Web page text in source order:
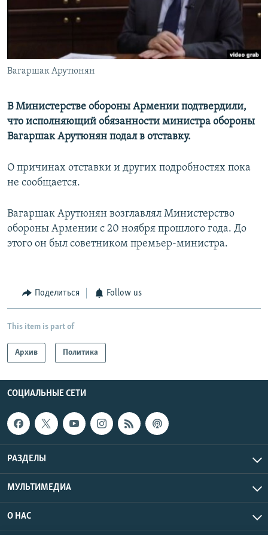
Русский
Все сайты Радио Азатутюн
Вагаршак Арутюнян
В Министерстве обороны Армении подтвердили,
что исполняющий обязанности министра обороны
Вагаршак Арутюнян подал в отставку.
О причинах отставки и других подробностях пока
не сообщается.
Вагаршак Арутюнян возглавлял Министерство
обороны Армении с 20 ноября прошлого года. До
этого он был советником премьер-министра.
Поделиться Follow us
This item is part of
Архив Политика
СОЦИАЛЬНЫЕ СЕТИ
РАЗДЕЛЫ
МУЛЬТИМЕДИА
О НАС